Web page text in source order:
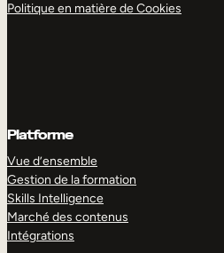
Politique en matière de Cookies
Platforme
Vue d’ensemble
Gestion de la formation
Skills Intelligence
Marché des contenus
Intégrations